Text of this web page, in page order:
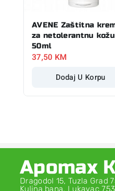
AVENE Zaštitna
za netolerantnu kožu
50ml
37,50 KM
Dodaj U Korpu
Apomax
Dragodol 15, Tuzla Grad
Kulina bana, Lukavac